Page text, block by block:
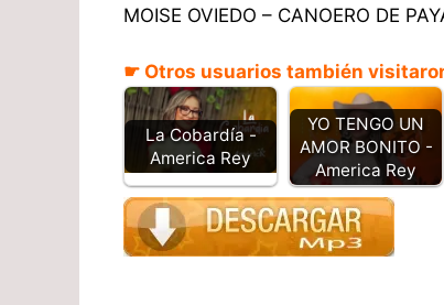
MOISE OVIEDO – CANOERO DE
☛ Otros usuarios también
La Cobardía -
America Rey​
YO TENGO UN
AMOR BONITO -
America Rey